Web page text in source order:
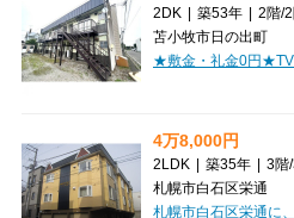
2DK | 築53年 | 2階/
苫小牧市日の出町
4万8,000円
2LDK | 築35年 | 3階/
札幌市白石区栄通